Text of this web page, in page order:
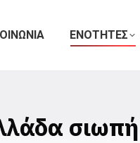
ΕΝΟΤΗΤΕΣ